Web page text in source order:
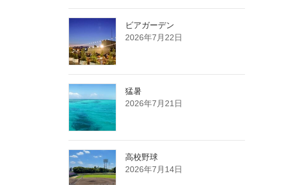
ビアガーデン
2026年7月22日
猛暑
2026年7月21日
高校野球
2026年7月14日